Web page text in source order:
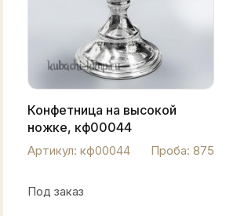
Конфетница на высокой
ножке, кф00044
Артикул: кф00044 Проба: 875
Под заказ